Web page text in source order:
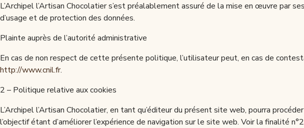
L’Archipel l’Artisan Chocolatier s’est préalablement assuré de la mise en œuvre
d’usage et de protection des données.
Plainte auprès de l’autorité administrative
En cas de non respect de cette présente politique, l’utilisateur peut, en cas de
http://www.cnil.fr.
2 – Politique relative aux cookies
L’Archipel l’Artisan Chocolatier, en tant qu’éditeur du présent site web, pourra
l’objectif étant d’améliorer l’expérience de navigation sur le site web. Voir la finalité